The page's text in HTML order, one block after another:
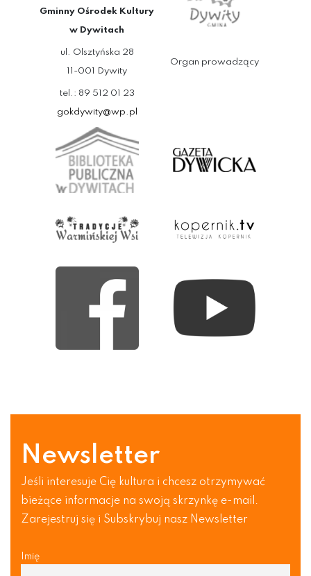
Gminny Ośrodek Kultury
w Dywitach
ul. Olsztyńska 28
11-001 Dywity
tel.: 89 512 01 23
gokdywity@wp.pl
Organ prowadzący
Newsletter
Jeśli interesuje Cię kultura i chcesz otrzymywać
bieżące informacje na swoją skrzynkę e-mail.
Zarejestruj się i Subskrybuj nasz Newsletter
Imię